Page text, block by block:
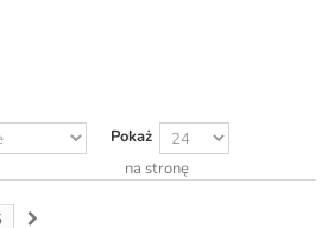
Pokaż
na stronę